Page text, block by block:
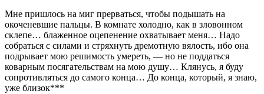
Мне пришлось на миг прерваться, чтобы подышать на
окоченевшие пальцы. В комнате холодно, как в зловонном
склепе… блаженное оцепенение охватывает меня… Надо
собраться с силами и стряхнуть дремотную вялость, ибо она
подрывает мою решимость умереть, — но не поддаться
коварным посягательствам на мою душу… Клянусь, я буду
сопротивляться до самого конца… До конца, который, я знаю,
уже близок***